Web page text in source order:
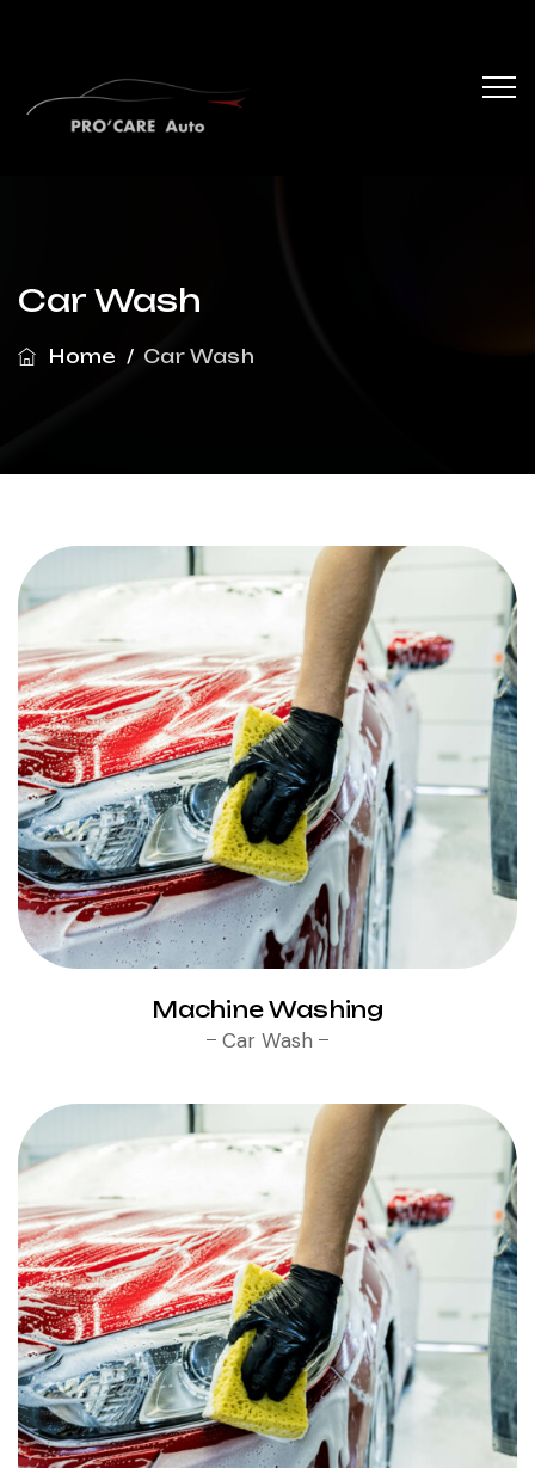
Car Wash
Home / Car Wash
Machine Washing
Car Wash